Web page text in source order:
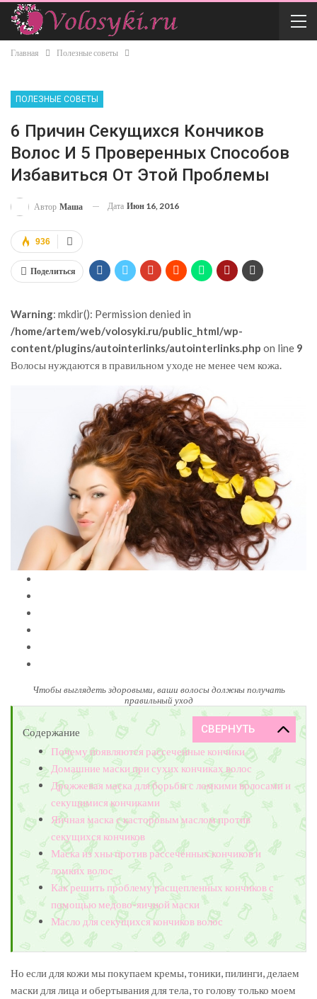
Главная Полезные советы
ПОЛЕЗНЫЕ СОВЕТЫ
6 Причин Секущихся Кончиков
Волос И 5 Проверенных Способов
Избавиться От Этой Проблемы
Автор Маша Дата Июн 16, 2016
936
Поделиться
Warning: mkdir(): Permission denied in
/home/artem/web/volosyki.ru/public_html/wp-
content/plugins/autointerlinks/autointerlinks.php on line 9
Волосы нуждаются в правильном уходе не менее чем кожа.
Чтобы выглядеть здоровыми, ваши волосы должны получать
правильный уход
Содержание
Почему появляются рассеченные кончики
Домашние маски при сухих кончиках волос
Дрожжевая маска для борьбы с ломкими волосами и
секущимися кончиками
Яичная маска с касторовым маслом против
секущихся кончиков
Маска из хны против рассеченных кончиков и
ломких волос
Как решить проблему расщепленных кончиков с
помощью медово-яичной маски
Масло для секущихся кончиков волос
Но если для кожи мы покупаем кремы, тоники, пилинги, делаем
маски для лица и обертывания для тела, то голову только моем